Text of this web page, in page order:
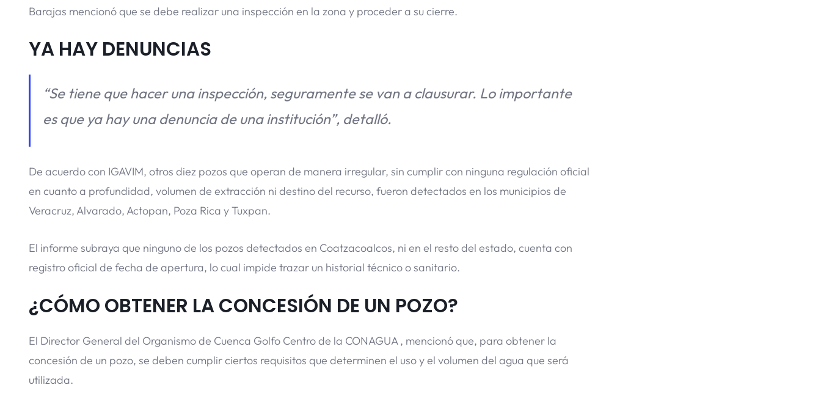
Barajas mencionó que se debe realizar una inspección en la zona y proceder a su cierre.
YA HAY DENUNCIAS
“Se tiene que hacer una inspección, seguramente se van a clausurar. Lo importante
es que ya hay una denuncia de una institución”, detalló.
De acuerdo con IGAVIM, otros diez pozos que operan de manera irregular, sin cumplir con ninguna regulación oficial
en cuanto a profundidad, volumen de extracción ni destino del recurso, fueron detectados en los municipios de
Veracruz, Alvarado, Actopan, Poza Rica y Tuxpan.
El informe subraya que ninguno de los pozos detectados en Coatzacoalcos, ni en el resto del estado, cuenta con
registro oficial de fecha de apertura, lo cual impide trazar un historial técnico o sanitario.
¿CÓMO OBTENER LA CONCESIÓN DE UN POZO?
El Director General del Organismo de Cuenca Golfo Centro de la CONAGUA , mencionó que, para obtener la
concesión de un pozo, se deben cumplir ciertos requisitos que determinen el uso y el volumen del agua que será
utilizada.